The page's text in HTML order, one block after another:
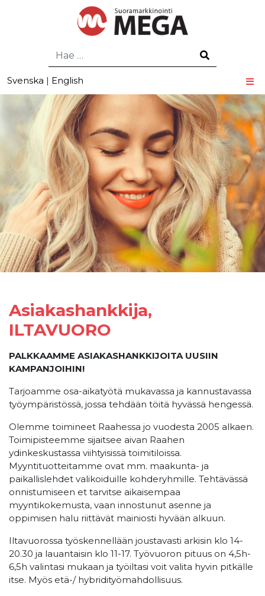
Hae
Svenska | English
Asiakashankkija,
ILTAVUORO
PALKKAAMME ASIAKASHANKKIJOITA UUSIIN
KAMPANJOIHIN!
Tarjoamme osa-aikatyötä mukavassa ja kannustavassa
työympäristössä, jossa tehdään töitä hyvässä hengessä.
Olemme toimineet Raahessa jo vuodesta 2005 alkaen.
Toimipisteemme sijaitsee aivan Raahen
ydinkeskustassa viihtyisissä toimitiloissa.
Myyntituotteitamme ovat mm. maakunta- ja
paikallislehdet valikoiduille kohderyhmille. Tehtävässä
onnistumiseen et tarvitse aikaisempaa
myyntikokemusta, vaan innostunut asenne ja
oppimisen halu riittävät mainiosti hyvään alkuun.
Iltavuorossa työskennellään joustavasti arkisin klo 14-
20.30 ja lauantaisin klo 11-17. Työvuoron pituus on 4,5h-
6,5h valintasi mukaan ja työiltasi voit valita hyvin pitkälle
itse. Myös etä-/ hybridityömahdollisuus.